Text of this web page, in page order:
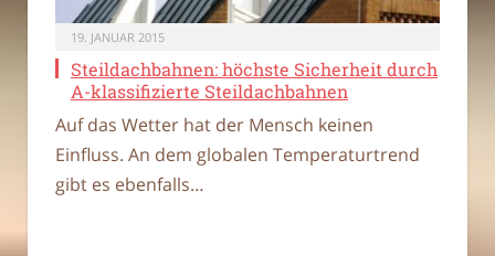
19. JANUAR 2015
Steildachbahnen: höchste Sicherheit durch
A-klassifizierte Steildachbahnen
Auf das Wetter hat der Mensch keinen
Einfluss. An dem globalen Temperaturtrend
gibt es ebenfalls…